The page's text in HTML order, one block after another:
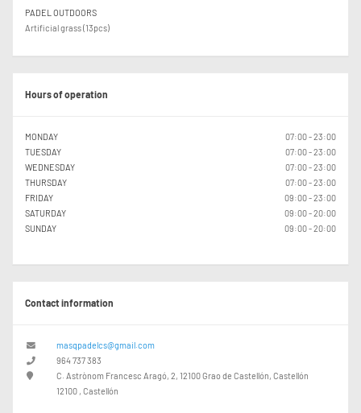
PADEL OUTDOORS
Artificial grass (13pcs)
Hours of operation
MONDAY
07:00 - 23:00
TUESDAY
07:00 - 23:00
WEDNESDAY
07:00 - 23:00
THURSDAY
07:00 - 23:00
FRIDAY
09:00 - 23:00
SATURDAY
09:00 - 20:00
SUNDAY
09:00 - 20:00
Contact information
masqpadelcs@gmail.com
964 737 383
C. Astrònom Francesc Aragó, 2, 12100 Grao de Castellón, Castellón
12100 , Castellón